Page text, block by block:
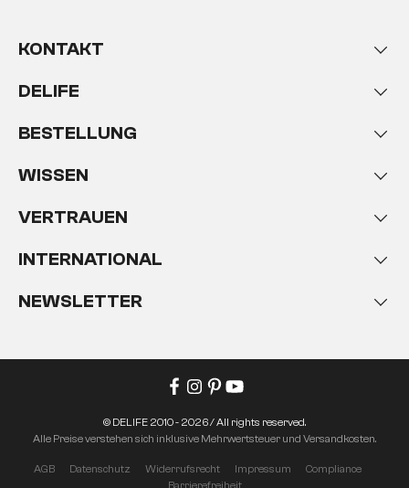
KONTAKT
DELIFE
BESTELLUNG
WISSEN
VERTRAUEN
INTERNATIONAL
NEWSLETTER
AGB Datenschutz Widerrufsrecht Impressum
Compliance
© DELIFE 2010 - 2026 / All rights reserved.
Alle Preise verstehen sich inklusive Mehrwertsteuer und Versandkosten.